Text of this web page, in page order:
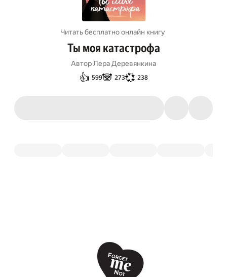
Читать бесплатно онлайн книгу
Ты моя катастрофа
АвторЛера Деревянкина
👍 599🐼 273💞 238